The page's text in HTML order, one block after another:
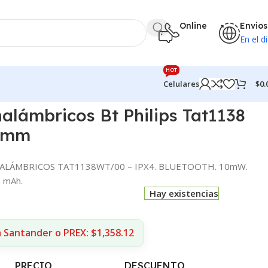
Online Envios
En el
Celulares
HOT
$
Bt Philips Tat1138
TAT1138WT/00 – IPX4. BLUETOOTH. 10mW.
o PREX: $1,358.12
Hay existencias
PRECIO DESCUENTO